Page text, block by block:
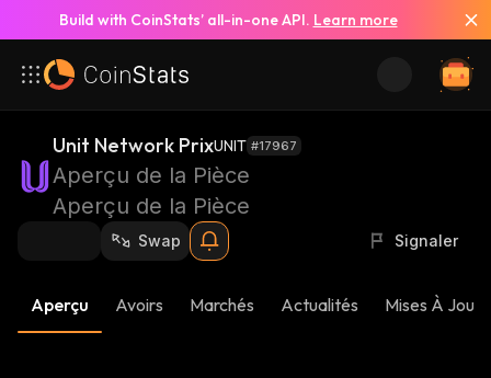
Build with CoinStats’ all-in-one API. Learn more
Unit Network PrixUNIT #17967
Aperçu de la Pièce
Aperçu de la Pièce
Swap Signaler
Aperçu Avoirs Marchés Actualités Mises À Jour